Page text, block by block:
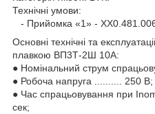
Технічні умови:
- Прийомка «1» -
Основні технічні та
плавкою ВП3Т-2Ш 10А:
● Номінальний струм
● Робоча напруга .......... 250 В;
● Час спрацьовування при
сек;